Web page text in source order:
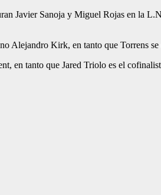
Javier Sanoja y Miguel Rojas en la
Alejandro Kirk, en tanto que Torrens
en tanto que Jared Triolo es el